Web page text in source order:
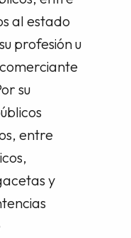
al estado
profesión u
su
entre
y